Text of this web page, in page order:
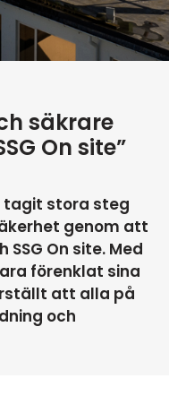
säkrare
On site”
tagit stora steg
genom att
On site. Med
förenklat sina
att alla på
och